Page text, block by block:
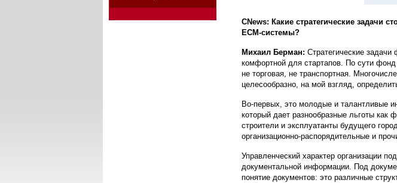
CNews: Какие стратегические задачи
ECM-системы?
Михаил Берман: Стратегические
комфортной для стартапов. По сути фонд
не торговая, не транспортная.
целесообразно, на мой взгляд,
Во-первых, это молодые и талантливые
который дает разнообразные льготы как
строители и эксплуатанты будущего
организационно-распорядительные и
Управленческий характер организации
документальной информации. Под
понятие документов: это различные